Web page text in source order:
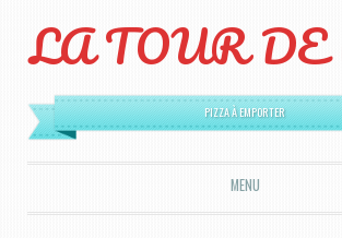
LA TOUR
PIZZA À EMPORTER
MENU
ALLER AU CONTENU PRINCIPAL